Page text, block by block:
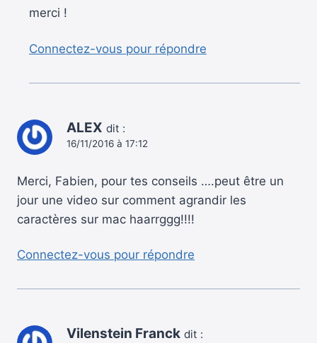
merci !
Connectez-vous pour répondre
ALEX dit :
16/11/2016 à 17:12
Merci, Fabien, pour tes conseils ….peut être un
jour une video sur comment agrandir les
caractères sur mac haarrggg!!!!
Connectez-vous pour répondre
Vilenstein Franck dit :